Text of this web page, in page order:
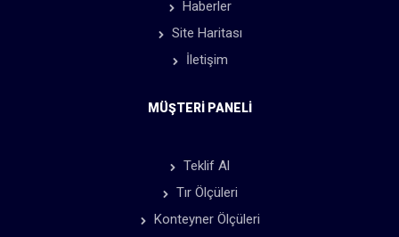
Haberler
Site Haritası
İletişim
MÜŞTERİ PANELİ
Teklif Al
Tır Ölçüleri
Konteyner Ölçüleri